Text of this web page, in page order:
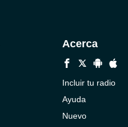
Acerca
Incluir tu radio
Ayuda
Nuevo